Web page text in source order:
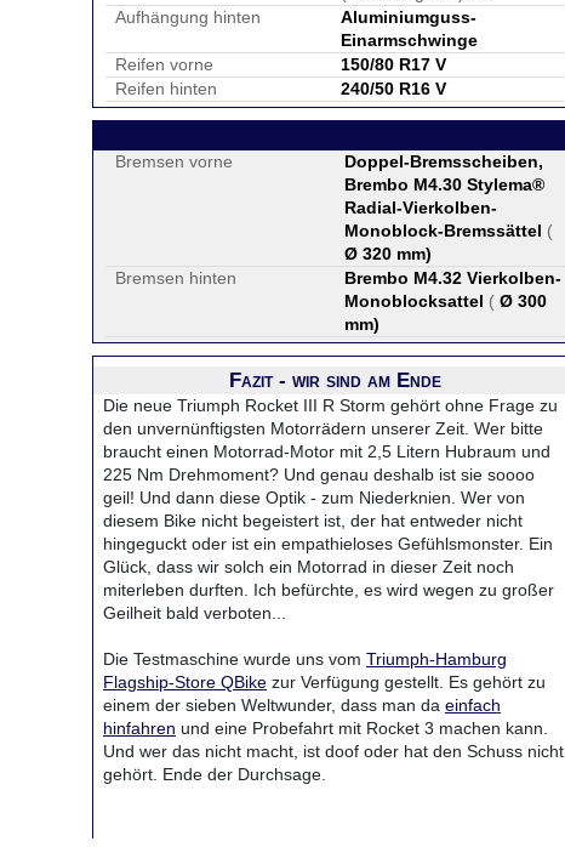
Aufhängung hinten
Aluminiumguss-
Einarmschwinge
Reifen vorne
150/80 R17 V
Reifen hinten
240/50 R16 V
Bremsen vorne
Doppel-Bremsscheiben,
Brembo M4.30 Stylema®
Radial-Vierkolben-
Monoblock-Bremssättel (
Ø 320 mm)
Bremsen hinten
Brembo M4.32 Vierkolben-
Monoblocksattel ( Ø 300
mm)
Fazit - wir sind am Ende
Die neue Triumph Rocket III R Storm gehört ohne Frage zu
den unvernünftigsten Motorrädern unserer Zeit. Wer bitte
braucht einen Motorrad-Motor mit 2,5 Litern Hubraum und
225 Nm Drehmoment? Und genau deshalb ist sie soooo
geil! Und dann diese Optik - zum Niederknien. Wer von
diesem Bike nicht begeistert ist, der hat entweder nicht
hingeguckt oder ist ein empathieloses Gefühlsmonster. Ein
Glück, dass wir solch ein Motorrad in dieser Zeit noch
miterleben durften. Ich befürchte, es wird wegen zu großer
Geilheit bald verboten...
Die Testmaschine wurde uns vom Triumph-Hamburg
Flagship-Store QBike zur Verfügung gestellt. Es gehört zu
einem der sieben Weltwunder, dass man da einfach
hinfahren und eine Probefahrt mit Rocket 3 machen kann.
Und wer das nicht macht, ist doof oder hat den Schuss nicht
gehört. Ende der Durchsage.